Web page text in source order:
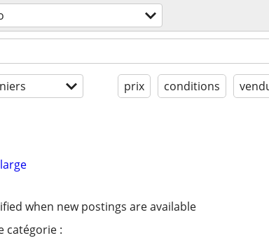
prix conditions
when new postings are available
catégorie :